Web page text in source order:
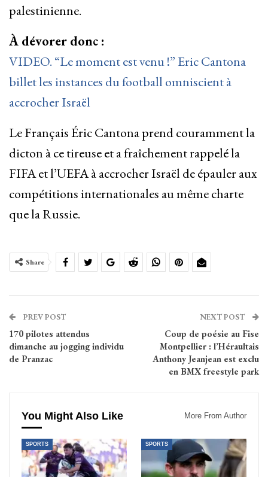
palestinienne.
À dévorer donc :
VIDEO. “Le moment est venu !” Eric Cantona
billet les instances du football omniscient à
accrocher Israël
Le Français Éric Cantona prend couramment la
dicton à ce tireuse et a fraîchement rappelé la
FIFA et l’UEFA à accrocher Israël de épauler aux
compétitions internationales au même charte
que la Russie.
Share
PREV POST
170 pilotes attendus
dimanche au jogging individu
de Pranzac
NEXT POST
Coup de poésie au Fise
Montpellier : l’Héraultais
Anthony Jeanjean est exclu
en BMX freestyle park
You Might Also Like More From Author
SPORTS SPORTS